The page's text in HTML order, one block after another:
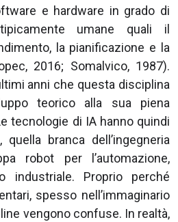
e hardware in grado di
umane quali il
la pianificazione e la
2016; Somalvico, 1987).
anni che questa disciplina
teorico alla sua piena
tecnologie di IA hanno quindi
branca dell’ingegneria
robot per l’automazione,
industriale. Proprio perché
spesso nell’immaginario
vengono confuse. In realtà,